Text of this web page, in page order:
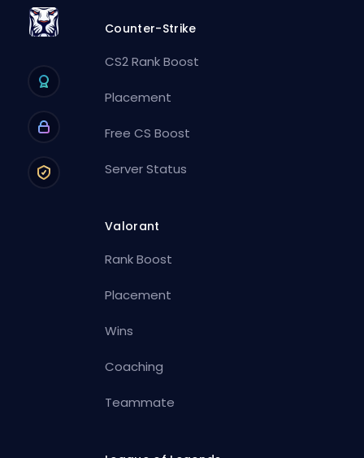
Counter-Strike
CS2 Rank Boost
Placement
Free CS Boost
Server Status
Valorant
Rank Boost
Placement
Wins
Coaching
Teammate